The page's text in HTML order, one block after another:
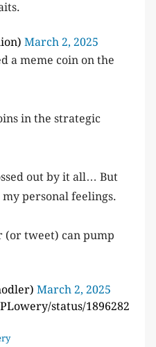
March 2, 2025
a meme coin on the
in the strategic
out by it all… But
personal feelings.
(or tweet) can pump
March 2, 2025
status/1896282